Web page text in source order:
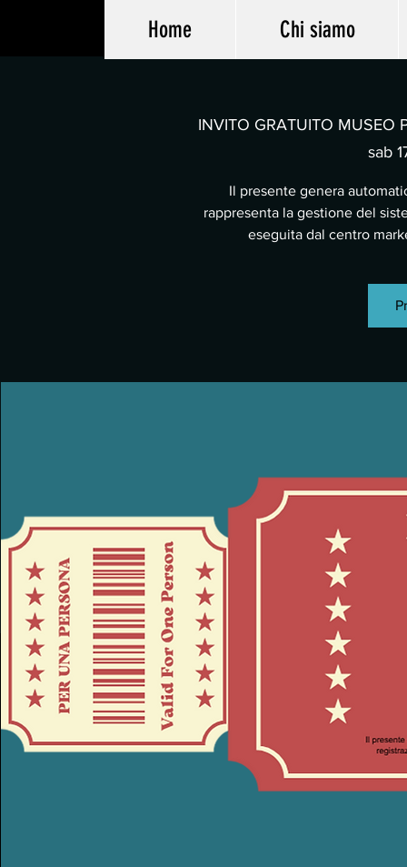
Home Chi siamo
INVITO GRATUITO MUSEO
sab
Il presente genera
rappresenta la gestione del
eseguita dal centro